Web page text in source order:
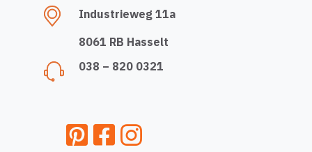
Industrieweg 11a
8061 RB Hasselt
038 – 820 0321